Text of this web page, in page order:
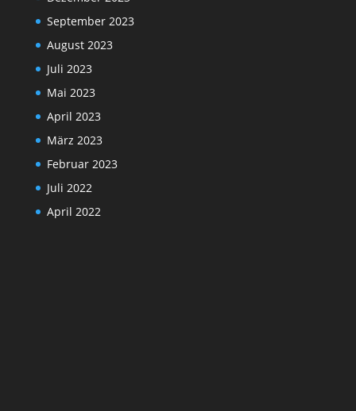
September 2023
August 2023
Juli 2023
Mai 2023
April 2023
März 2023
Februar 2023
Juli 2022
April 2022